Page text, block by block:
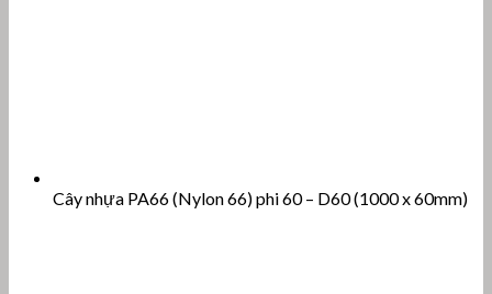
Cây nhựa PA66 (Nylon 66) phi 60 – D60 (1000 x 60mm)